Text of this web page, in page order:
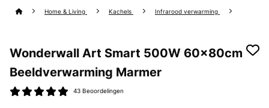
Home & Living Kachels Infrarood verwarming
Wonderwall Art Smart 500W 60x80cm
Beeldverwarming Marmer
43 Beoordelingen